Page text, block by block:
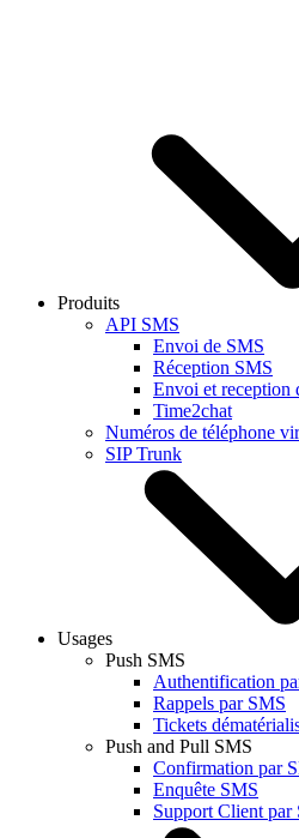
Produits
API SMS
Envoi de SMS
Réception SMS
Envoi et reception
Time2chat
Numéros de téléphone
SIP Trunk
Usages
Push SMS
Authentification
Rappels par SMS
Tickets
Push and Pull SMS
Confirmation par
Enquête SMS
Support Client par